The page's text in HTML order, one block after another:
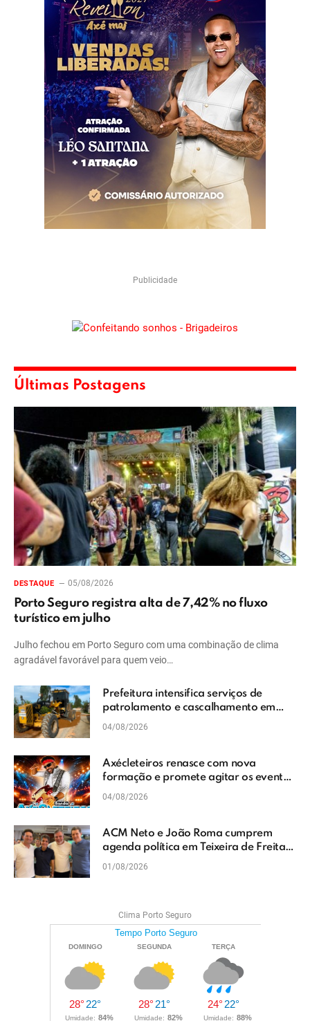
Publicidade
Últimas Postagens
DESTAQUE 05/08/2026
Porto Seguro registra alta de 7,42% no fluxo
turístico em julho
Julho fechou em Porto Seguro com uma combinação de clima
agradável favorável para quem veio…
Prefeitura intensifica serviços de
patrolamento e cascalhamento em
Vera Cruz
04/08/2026
Axécleteiros renasce com nova
formação e promete agitar os eventos
do Extremo Sul da Bahia
04/08/2026
ACM Neto e João Roma cumprem
agenda política em Teixeira de Freitas
e reforçam projeto para o Extremo Sul
01/08/2026
Clima Porto Seguro